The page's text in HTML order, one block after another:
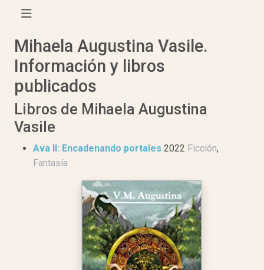
Mihaela Augustina Vasile.
Información y libros
publicados
Libros de Mihaela Augustina
Vasile
Ava II: Encadenando portales 2022 Ficción,
Fantasía